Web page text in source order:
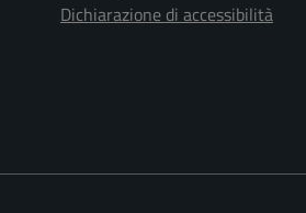
Dichiarazione di accessibilità